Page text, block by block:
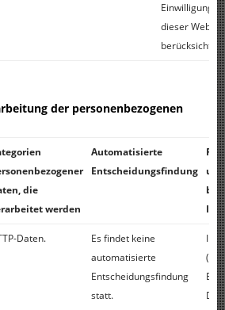
dieser
der personenbezogenen
die
werden
Automatisierte
Entscheidungsfindung
Daten.
Es findet keine
automatisierte
Entscheidungsfindung
statt.